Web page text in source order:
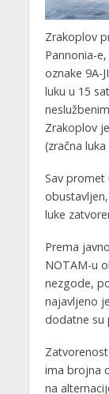
Zrakoplov
Pannonia-
oznake 9A-
luku u 15
Zrakoplov
(zračna
Sav
luke
Prema
NOTAM-u
nezgode,
najavljeno
dodatne su
ima brojna
na